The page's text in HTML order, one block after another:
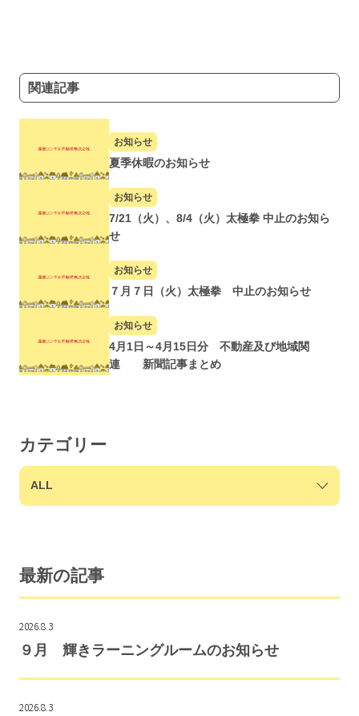
ョ
ン関連記事
お知らせ
夏季休暇のお知らせ
お知らせ
7/21（火）、8/4（火）太極拳 中止のお知ら
せ
お知らせ
７月７日（火）太極拳 中止のお知らせ
お知らせ
4月1日～4月15日分 不動産及び地域関
連 新聞記事まとめ
カテゴリー
最新の記事
2026.8.3
９月 輝きラーニングルームのお知らせ
2026.8.3